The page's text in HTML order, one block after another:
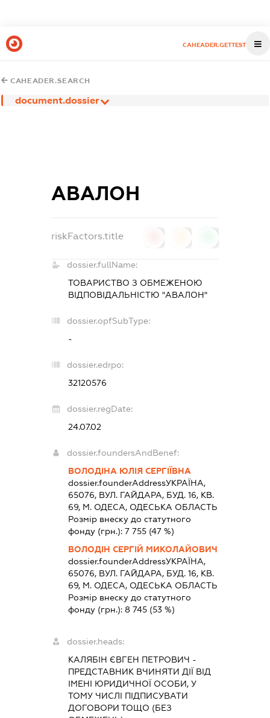
CAHEADER.GETTEST
CAHEADER.SEARCH
document.dossier
АВАЛОН
riskFactors.title
dossier.fullName:
ТОВАРИСТВО З ОБМЕЖЕНОЮ
ВІДПОВІДАЛЬНІСТЮ "АВАЛОН"
dossier.opfSubType:
-
dossier.edrpo:
32120576
dossier.regDate:
24.07.02
dossier.foundersAndBenef:
ВОЛОДІНА ЮЛІЯ СЕРГІЇВНА
dossier.founderAddressУКРАЇНА,
65076, ВУЛ. ГАЙДАРА, БУД. 16, КВ.
69, М. ОДЕСА, ОДЕСЬКА ОБЛАСТЬ
Розмір внеску до статутного
фонду (грн.):7 755 (47 %)
ВОЛОДІН СЕРГІЙ МИКОЛАЙОВИЧ
dossier.founderAddressУКРАЇНА,
65076, ВУЛ. ГАЙДАРА, БУД. 16, КВ.
69, М. ОДЕСА, ОДЕСЬКА ОБЛАСТЬ
Розмір внеску до статутного
фонду (грн.):8 745 (53 %)
dossier.heads:
КАЛЯБІН ЄВГЕН ПЕТРОВИЧ -
ПРЕДСТАВНИК ВЧИНЯТИ ДІЇ ВІД
ІМЕНІ ЮРИДИЧНОЇ ОСОБИ, У
ТОМУ ЧИСЛІ ПІДПИСУВАТИ
ДОГОВОРИ ТОЩО (БЕЗ